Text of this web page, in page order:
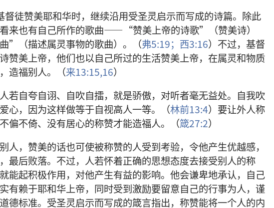
督徒赞美耶和华时，继续沿用受圣灵启示而写成的诗篇。除此
来也有自己所作的歌曲——“赞美上帝的诗歌”（赞美诗）
”（描述属灵事物的歌曲）。（弗5:19； 西3:16）不过，基督
赞美上帝，他们也以自己所过的生活赞美上帝，在属灵和物质
造福别人。（来13:15,16）
若自夸自诩、自吹自擂，就是骄傲，对听者毫无益处。自我吹
心，因为这样做等于自视高人一等。（林前13:4）要让外人称
偏不倚、没有居心的称赞才能造福人。（箴27:2）
人，赞美的话也可使被称赞的人受到考验，令他产生优越感，
最后败落。不过，人若怀着正确的思想态度去接受别人的称
能起积极作用，对他产生有益的影响。他会谦卑地承认，自己
有赖于耶和华上帝，同时受到激励要留意自己的行事为人，谨
德标准。受圣灵启示而写成的箴言指出，称赞能将一个人的内